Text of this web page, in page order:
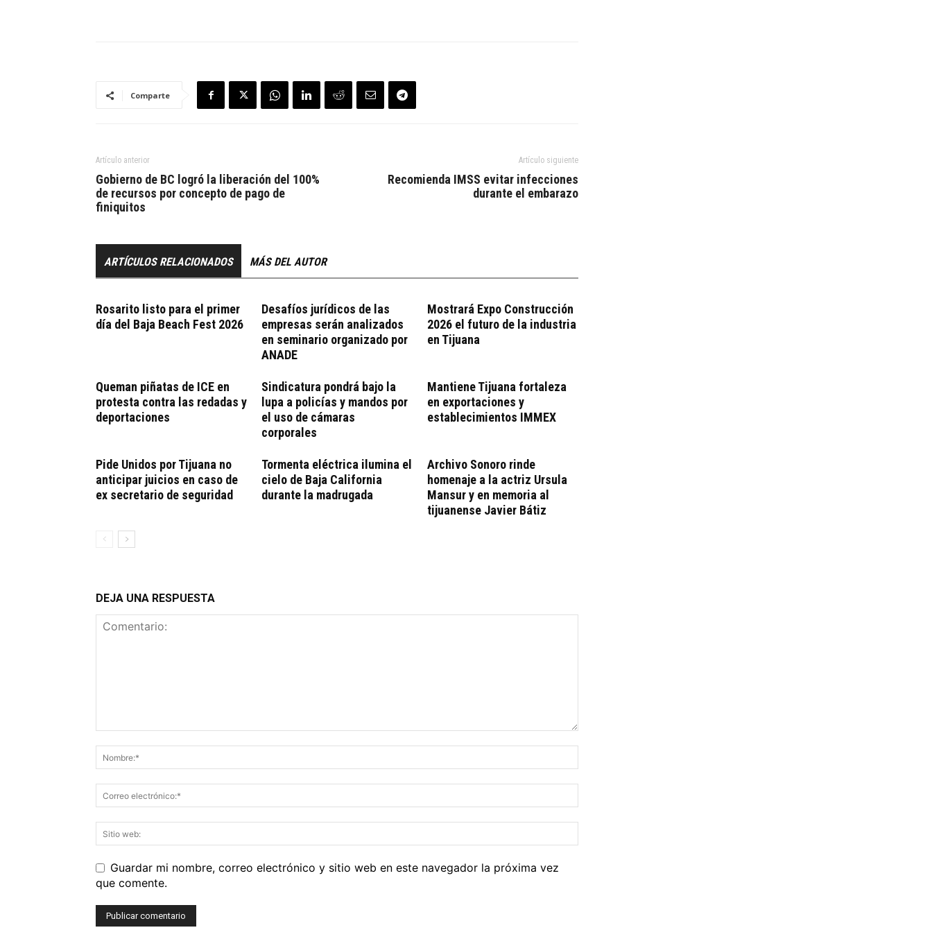
Comparte
Artículo anterior
Gobierno de BC logró la liberación del 100%
de recursos por concepto de pago de
finiquitos
Artículo siguiente
Recomienda IMSS evitar infecciones
durante el embarazo
ARTÍCULOS RELACIONADOS MÁS DEL AUTOR
Rosarito listo para el primer
día del Baja Beach Fest 2026
Desafíos jurídicos de las
empresas serán analizados
en seminario organizado por
ANADE
Mostrará Expo Construcción
2026 el futuro de la industria
en Tijuana
Queman piñatas de ICE en
protesta contra las redadas y
deportaciones
Sindicatura pondrá bajo la
lupa a policías y mandos por
el uso de cámaras
corporales
Mantiene Tijuana fortaleza
en exportaciones y
establecimientos IMMEX
Pide Unidos por Tijuana no
anticipar juicios en caso de
ex secretario de seguridad
Tormenta eléctrica ilumina el
cielo de Baja California
durante la madrugada
Archivo Sonoro rinde
homenaje a la actriz Ursula
Mansur y en memoria al
tijuanense Javier Bátiz
DEJA UNA RESPUESTA
Guardar mi nombre, correo electrónico y sitio web en este navegador la próxima vez
que comente.